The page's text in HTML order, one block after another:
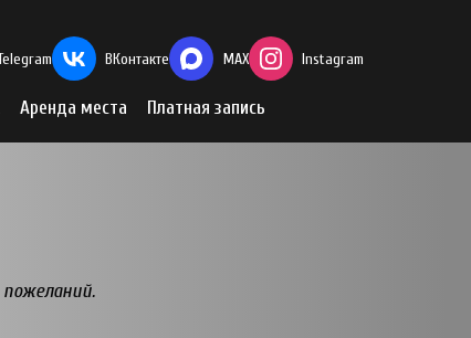
ВКонтакте MAX Instagram
Аренда места Платная запись